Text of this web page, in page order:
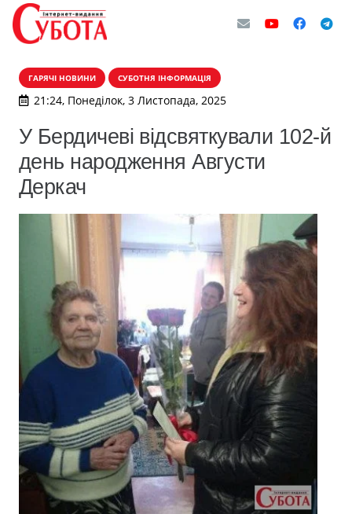
ГАРЯЧІ НОВИНИ СУБОТНЯ ІНФОРМАЦІЯ
21:24, Понеділок, 3 Листопада, 2025
У Бердичеві відсвяткували 102-й
день народження Августи
Деркач